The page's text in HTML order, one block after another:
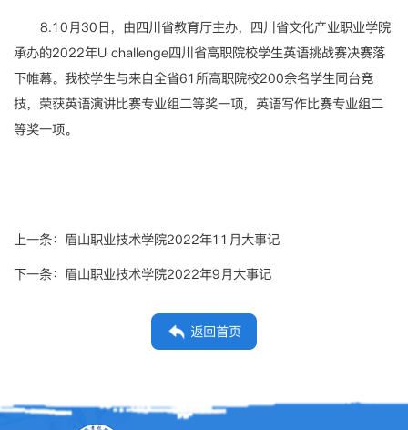
8.10月30日，由四川省教育厅主办，四川省文化产业职业学院
承办的2022年U challenge四川省高职院校学生英语挑战赛决赛落
下帷幕。我校学生与来自全省61所高职院校200余名学生同台竞
技，荣获英语演讲比赛专业组二等奖一项，英语写作比赛专业组二
等奖一项。
上一条： 眉山职业技术学院2022年11月大事记
下一条： 眉山职业技术学院2022年9月大事记
返回首页